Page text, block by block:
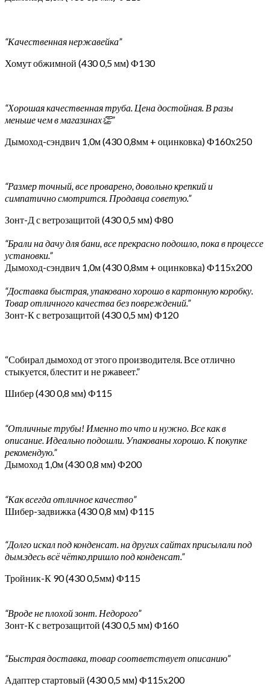
“Качественная нержавейка”
Хомут обжимной (430 0,5 мм) Ф130
“Хорошая качественная труба. Цена достойная. В разы
меньше чем в магазинах👏”
Дымоход-сэндвич 1,0м (430 0,8мм + оцинковка) Ф160х250
“Размер точный, все проварено, довольно крепкий и
симпатично смотрится. Продавца советую.”
Зонт-Д с ветрозащитой (430 0,5 мм) Ф80
“Брали на дачу для бани, все прекрасно подошло, пока в процессе
установки.”
Дымоход-сэндвич 1,0м (430 0,8мм + оцинковка) Ф115х200
“Доставка быстрая, упаковано хорошо в картонную коробку.
Товар отличного качества без повреждений.”
Зонт-К с ветрозащитой (430 0,5 мм) Ф120
“Собирал дымоход от этого производителя. Все отлично
стыкуется, блестит и не ржавеет.”
Шибер (430 0,8 мм) Ф115
“Отличные трубы! Именно то что и нужно. Все как в
описание. Идеально подошли. Упакованы хорошо. К покупке
рекомендую.”
Дымоход 1,0м (430 0,8 мм) Ф200
“Как всегда отличное качество”
Шибер-задвижка (430 0,8 мм) Ф115
“Долго искал под конденсат. на других сайтах присылали под
дым.здесь всё чётко,пришло под конденсат.”
Тройник-К 90 (430 0,5мм) Ф115
“Вроде не плохой зонт. Недорого”
Зонт-К с ветрозащитой (430 0,5 мм) Ф160
“Быстрая доставка, товар соответствует описанию”
Адаптер стартовый (430 0,5 мм) Ф115х200